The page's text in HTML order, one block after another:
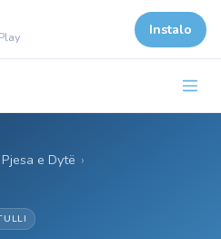
Instalo
e Dytë ›